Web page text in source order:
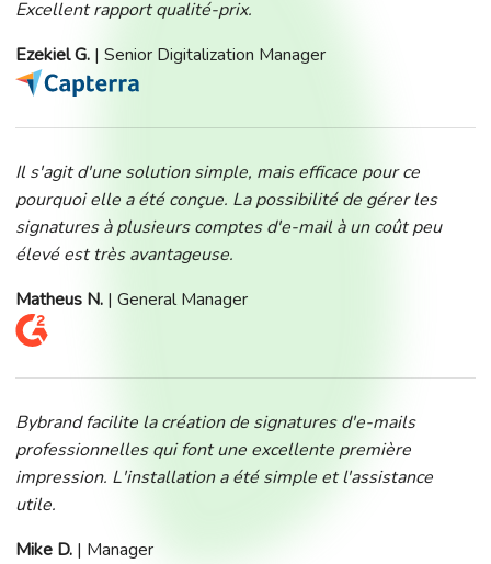
Excellent rapport qualité-prix.
Ezekiel G. | Senior Digitalization Manager
Il s'agit d'une solution simple, mais efficace pour ce
pourquoi elle a été conçue. La possibilité de gérer les
signatures à plusieurs comptes d'e-mail à un coût peu
élevé est très avantageuse.
Matheus N. | General Manager
Bybrand facilite la création de signatures d'e-mails
professionnelles qui font une excellente première
impression. L'installation a été simple et l'assistance
utile.
Mike D. | Manager